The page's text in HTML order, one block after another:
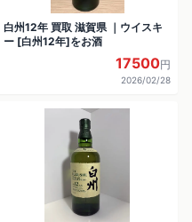
白州12年 買取 滋賀県 ｜ウイスキ
ー [白州12年]をお酒
17500円
2026/02/28